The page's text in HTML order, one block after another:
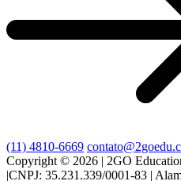
(11) 4810-6669
Copyright © 2026 | 2GO
|CNPJ: 35.231.339/0001-83 |